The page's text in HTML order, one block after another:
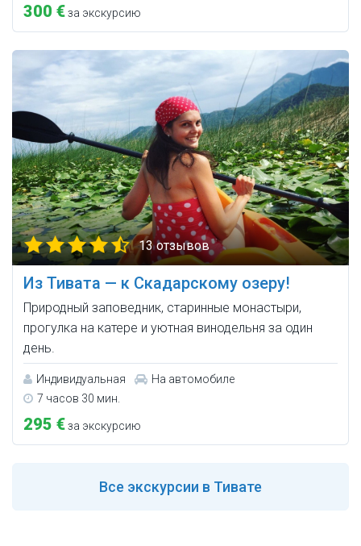
300 €за экскурсию
13 отзывов
Из Тивата — к Скадарскому озеру!
Природный заповедник, старинные монастыри,
прогулка на катере и уютная винодельня за один
день.
Индивидуальная
На автомобиле
7 часов 30 мин.
295 €за экскурсию
Все экскурсии в Тивате